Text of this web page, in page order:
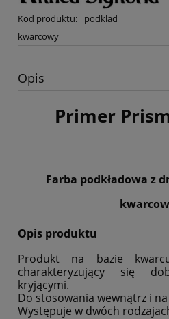
Kod produktu:
podklad
kwarcowy
Opis
Primer
Farba podkładowa z
Opis produktu
Produkt na bazie
charakteryzujący się
kryjącymi.
Do stosowania wewnątrz i
Występuje w dwóch